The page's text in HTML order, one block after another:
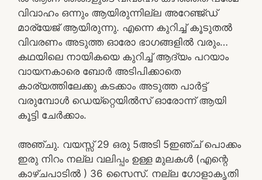
വിവാഹം ഒന്നും ആയിരുന്നില്ല അറേഞ്ജ്ഡ്
മാര്യേജ് ആയിരുന്നു. എന്നെ കുറിച്ച് കൂടുതൽ
വിവരണം അടുത്ത ഓരോ ഭാഗങ്ങളിൽ വരും…
കഥയിലെ നായികയെ കുറിച്ച് ആദ്യം പറയാം
വായനകാരെ ബോർ അടിപിക്കാതെ
കാര്യത്തിലേക്കു കടക്കാം അടുത്ത പാർട്ട്
വരുമ്പോൾ ഡെയ്റ്റെയിൽസ് ഓരോന്ന് ആയി
കൂട്ടി ചേർക്കാം.
അഞ്ചു. വയസ്സ് 29 ഒരു 5അടി 5ഇഞ്ച് പൊക്കം
ഇരു നിറം നല്ല വലിപ്പം ഉള്ള മുലകൾ (എന്റെ
കാഴ്ചപാടിൽ ) 36 സൈസ്. നല്ല ഗോളാകൃതി